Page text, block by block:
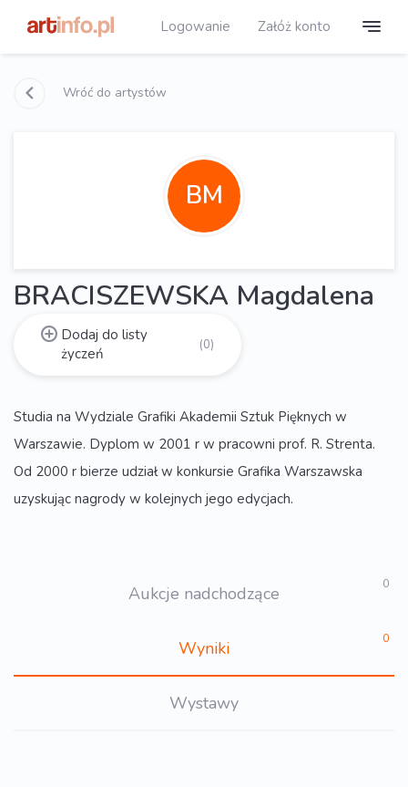
Logowanie Załóż konto
Wróć do artystów
BM
BRACISZEWSKA Magdalena
Dodaj do listy
życzeń
(0)
Studia na Wydziale Grafiki Akademii Sztuk Pięknych w
Warszawie. Dyplom w 2001 r w pracowni prof. R. Strenta.
Od 2000 r bierze udział w konkursie Grafika Warszawska
uzyskując nagrody w kolejnych jego edycjach.
Aukcje nadchodzące 0
Wyniki 0
Wystawy